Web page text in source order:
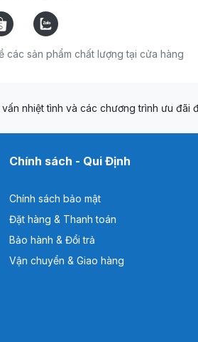
các sản phẩm chất lượng tại cửa hàng
nhiệt tình và các chương trình ưu đãi
Chính sách - Qui Định
Chính sách bảo mật
Đặt hàng & Thanh toán
Bảo hành & Đổi trả
Vận chuyển & Giao hàng